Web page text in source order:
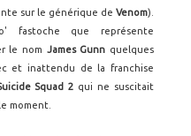
sur le générique de Venom).
fastoche que représente
le nom James Gunn quelques
et inattendu de la franchise
Squad 2 qui ne suscitait
moment.